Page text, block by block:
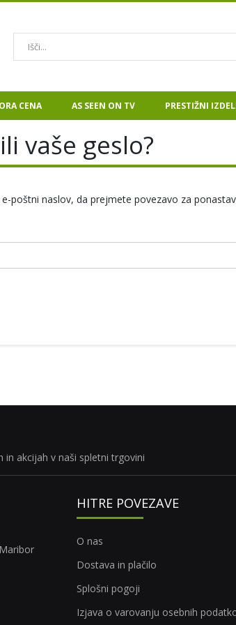
Iskanje
CENA AS SEEN ON TV PRESTIŽNI
vaše geslo?
poštni naslov, da prejmete povezavo za
akcijah v naši spletni trgovini
HITRE POVEZAVE
O nas
Dostava in plačilo
Splošni pogoji
Izjava o varovanju osebnih